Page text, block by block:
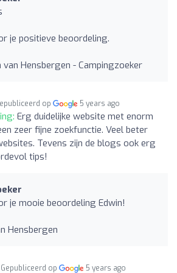
je positieve beoordeling.
van Hensbergen - Campingzoeker
op 5 years ago
Erg duidelijke website met enorm
zeer fijne zoekfunctie. Veel beter
Tevens zijn de blogs ook erg
tips!
je mooie beoordeling Edwin!
Hensbergen
Gepubliceerd op 5 years ago